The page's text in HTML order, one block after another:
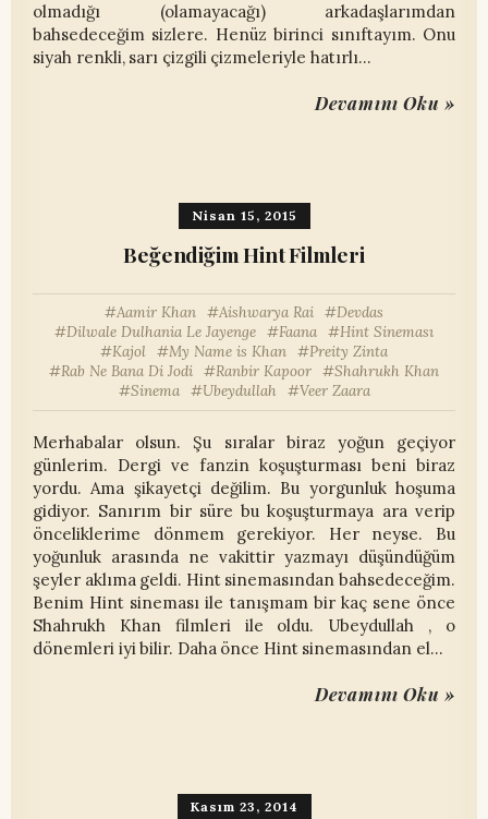
olmadığı (olamayacağı) arkadaşlarımdan
bahsedeceğim sizlere. Henüz birinci sınıftayım. Onu
siyah renkli, sarı çizgili çizmeleriyle hatırlı…
Devamını Oku »
Nisan 15, 2015
Beğendiğim Hint Filmleri
Aamir Khan Aishwarya Rai
Devdas
Dilwale Dulhania Le Jayenge
Faana
Hint Sineması
Kajol
My Name is Khan
Preity Zinta
Rab Ne Bana Di Jodi
Ranbir Kapoor
Shahrukh Khan
Sinema
Ubeydullah Veer Zaara
Merhabalar olsun. Şu sıralar biraz yoğun geçiyor
günlerim. Dergi ve fanzin koşuşturması beni biraz
yordu. Ama şikayetçi değilim. Bu yorgunluk hoşuma
gidiyor. Sanırım bir süre bu koşuşturmaya ara verip
önceliklerime dönmem gerekiyor. Her neyse. Bu
yoğunluk arasında ne vakittir yazmayı düşündüğüm
şeyler aklıma geldi. Hint sinemasından bahsedeceğim.
Benim Hint sineması ile tanışmam bir kaç sene önce
Shahrukh Khan filmleri ile oldu. Ubeydullah , o
dönemleri iyi bilir. Daha önce Hint sinemasından el…
Devamını Oku »
Kasım 23, 2014